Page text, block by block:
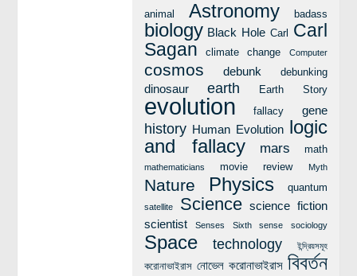
animal Astronomy badass
biology Black Hole Carl
Carl
Sagan
climate change Computer
cosmos debunk debunking
dinosaur earth Earth Story
evolution fallacy gene
history Human Evolution
logic
and fallacy
mars math
mathematicians movie review Myth
Nature Physics quantum
satellite Science science fiction
scientist
Senses Sixth sense sociology
Space technology ইন্দ্রিয়সমূহ
করোনাভাইরাস নোভেল করোনাভাইরাস বিবর্তন